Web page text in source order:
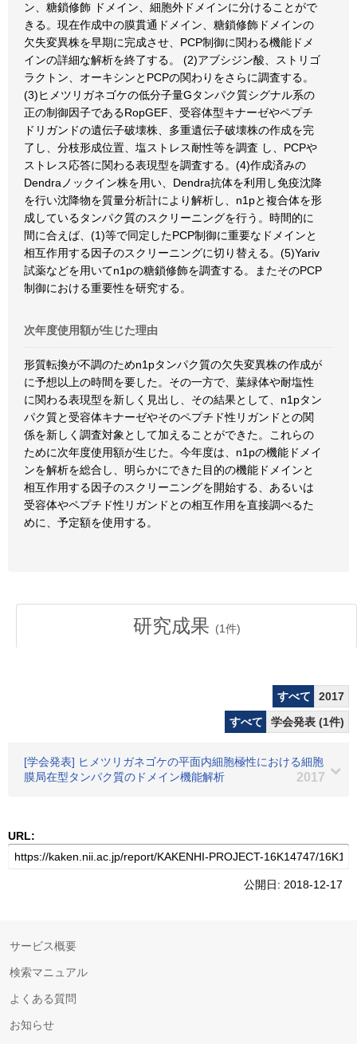
ン、糖鎖修飾 ドメイン、細胞外ドメインに分けることがで
きる。現在作成中の膜貫通ドメイン、糖鎖修飾ドメインの
欠失変異株を早期に完成させ、PCP制御に関わる機能ドメ
インの詳細な解析を終了する。 (2)アブシジン酸、ストリゴ
ラクトン、オーキシンとPCPの関わりをさらに調査する。
(3)ヒメツリガネゴケの低分子量Gタンパク質シグナル系の
正の制御因子であるRopGEF、受容体型キナーゼやペプチ
ドリガンドの遺伝子破壊株、多重遺伝子破壊株の作成を完
了し、分枝形成位置、塩ストレス耐性等を調査 し、PCPや
ストレス応答に関わる表現型を調査する。(4)作成済みの
Dendraノックイン株を用い、Dendra抗体を利用し免疫沈降
を行い沈降物を質量分析計により解析し、n1pと複合体を形
成しているタンパク質のスクリーニングを行う。時間的に
間に合えば、(1)等で同定したPCP制御に重要なドメインと
相互作用する因子のスクリーニングに切り替える。(5)Yariv
試薬などを用いてn1pの糖鎖修飾を調査する。またそのPCP
制御における重要性を研究する。
次年度使用額が生じた理由
形質転換が不調のためn1pタンパク質の欠失変異株の作成が
に予想以上の時間を要した。その一方で、葉緑体や耐塩性
に関わる表現型を新しく見出し、その結果として、n1pタン
パク質と受容体キナーゼやそのペプチド性リガンドとの関
係を新しく調査対象として加えることができた。これらの
ために次年度使用額が生じた。今年度は、n1pの機能ドメイ
ンを解析を総合し、明らかにできた目的の機能ドメインと
相互作用する因子のスクリーニングを開始する、あるいは
受容体やペプチド性リガンドとの相互作用を直接調べるた
めに、予定額を使用する。
研究成果 (1件)
すべて
2017
すべて
学会発表 (1件)
[学会発表] ヒメツリガネゴケの平面内細胞極性における細胞
膜局在型タンパク質のドメイン機能解析
2017
URL:
公開日: 2018-12-17
サービス概要
検索マニュアル
よくある質問
お知らせ